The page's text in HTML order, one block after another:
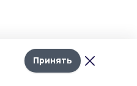
Лента
новостей
Принять